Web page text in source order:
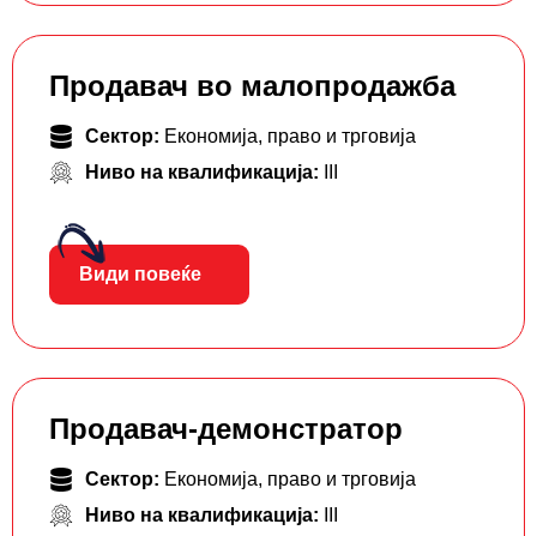
Продавач во малопродажба
Сектор: Економија, право и трговија
Ниво на квалификација:
Види повеќе
Продавач-демонстратор
Сектор: Економија, право и трговија
Ниво на квалификација: